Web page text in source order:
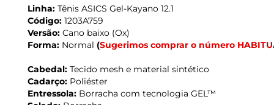
Linha: Tênis ASICS Gel-Kayano 12.1
Código: 1203A759
Versão: Cano baixo (Ox)
Forma: Normal (Sugerimos comprar o número
Cabedal: Tecido mesh e material sintético
Cadarço: Poliéster
Entressola: Borracha com tecnologia GEL™